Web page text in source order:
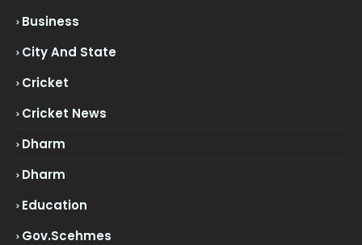
Business
City And State
Cricket
Cricket News
Dharm
Dharm
Education
Gov.scehmes